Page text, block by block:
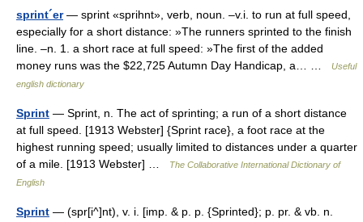
sprint´er— sprint «sprihnt», verb, noun. –v.i. to run at full speed,
especially for a short distance: »The runners sprinted to the finish
line. –n. 1. a short race at full speed: »The first of the added
money runs was the $22,725 Autumn Day Handicap, a… …
Useful
english dictionary
Sprint — Sprint, n. The act of sprinting; a run of a short distance
at full speed. [1913 Webster] {Sprint race}, a foot race at the
highest running speed; usually limited to distances under a quarter
of a mile. [1913 Webster] …
The Collaborative International Dictionary of
English
Sprint — (spr[i^]nt), v. i. [imp. & p. p. {Sprinted}; p. pr. & vb. n.